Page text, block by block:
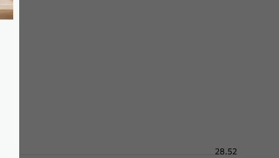
с малым размером ячейки и плита HDF. Используем
28.52